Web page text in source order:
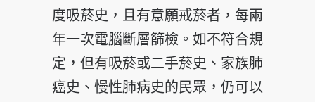
度吸菸史，且有意願戒菸者，每兩
年一次電腦斷層篩檢。如不符合規
定，但有吸菸或二手菸史、家族肺
癌史、慢性肺病史的民眾，仍可以